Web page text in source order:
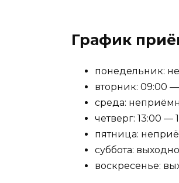
График
понедельник:
вторник: 09:00 —
среда:
четверг: 13:00 —
пятница:
суббота:
воскресенье: